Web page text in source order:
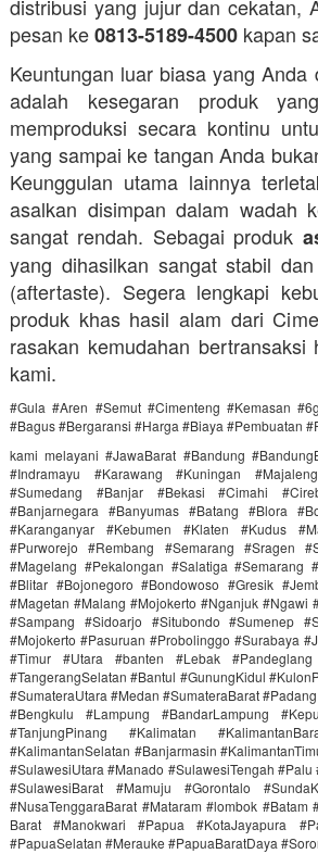
distribusi yang jujur dan cekatan,
pesan ke0813-5189-4500 kapan
Keuntungan luar biasa yang
adalah kesegaran produk
memproduksi secara kontinu
yang sampai ke tangan Anda
Keunggulan utama lainnya
asalkan disimpan dalam wadah
sangat rendah. Sebagai produk
yang dihasilkan sangat stabil
(aftertaste). Segera lengkapi
produk khas hasil alam dari
rasakan kemudahan
kami.
#Gula #Aren #Semut #Cimenteng #Kemasan
#Bagus #Bergaransi #Harga #Biaya #Pembuatan
kami melayani #JawaBarat #Bandung
#Indramayu #Karawang #Kuningan
#Sumedang #Banjar #Bekasi #Cimahi
#Banjarnegara #Banyumas #Batang #Blora
#Karanganyar #Kebumen #Klaten #Kudus
#Purworejo #Rembang #Semarang #Sragen
#Magelang #Pekalongan #Salatiga #Semarang
#Blitar #Bojonegoro #Bondowoso #Gresik
#Magetan #Malang #Mojokerto #Nganjuk #Ngawi
#Sampang #Sidoarjo #Situbondo #Sumenep
#Mojokerto #Pasuruan #Probolinggo #Surabaya
#Timur #Utara #banten #Lebak
#TangerangSelatan #Bantul #GunungKidul
#SumateraUtara #Medan #SumateraBarat
#Bengkulu #Lampung #BandarLampung
#TanjungPinang #Kalimatan
#KalimantanSelatan #Banjarmasin
#SulawesiUtara #Manado #SulawesiTengah
#SulawesiBarat #Mamuju #Gorontalo
#NusaTenggaraBarat #Mataram #lombok
Barat #Manokwari #Papua #KotaJayapura
#PapuaSelatan #Merauke #PapuaBaratDaya